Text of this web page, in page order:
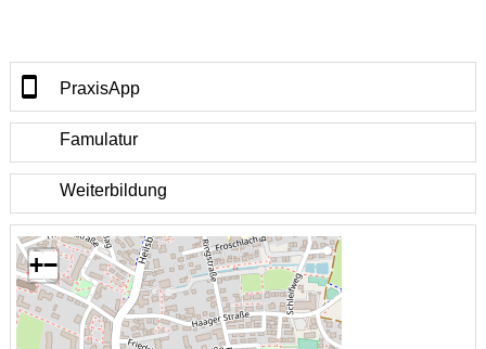
PraxisApp
Famulatur
Weiterbildung
+−